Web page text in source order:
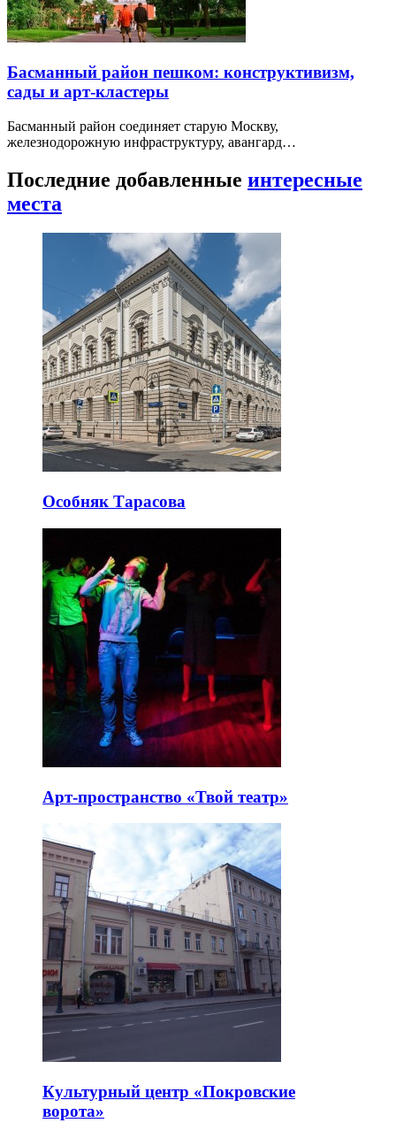
Басманный район пешком: конструктивизм,
сады и арт-кластеры
Басманный район соединяет старую Москву,
железнодорожную инфраструктуру, авангард…
Последние добавленные интересные
места
Особняк Тарасова
Арт-пространство «Твой театр»
Культурный центр «Покровские
ворота»